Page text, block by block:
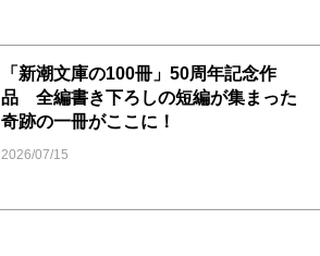
「新潮文庫の100冊」50周年記念作
品 全編書き下ろしの短編が集まった
奇跡の一冊がここに！
2026/07/15